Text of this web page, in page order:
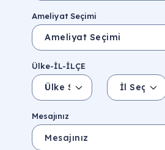
Ameliyat Seçimi
Ülke-İL-İLÇE
Ülke Seçin
İl Seçin
Mesajınız